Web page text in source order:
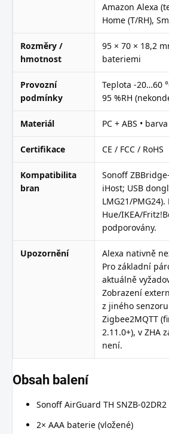
Amazon Alexa
Home (T/RH),
Rozměry /
hmotnost
95 × 70 × 18,2
bateriemi
Provozní
podmínky
Teplota -20…60
95 %RH
Materiál PC + ABS •
Certifikace CE / FCC / RoHS
Kompatibilita
bran
Sonoff
iHost; USB
LMG21/
Hue/IKEA/
podporovány.
Upozornění
Alexa nativně
Pro základní
aktuálně
Zobrazení
z jiného
Zigbee2MQTT
2.11.0+), v ZHA
není.
Obsah balení
Sonoff AirGuard TH SNZB-02DR2
2× AAA baterie (vložené)